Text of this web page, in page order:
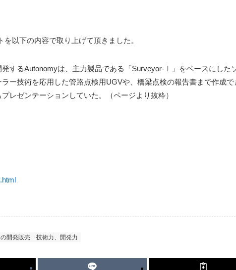
以下の内容で取り上げて頂きました。
するAutonomyは、主力製品である「Surveyor-Ⅰ」をベースにした
ー技術を応用した管路点検用UGVや、橋梁点検の報告書まで作成で
レゼンテーションしていた。（ページより抜粋）
開発販売 技術力、開発力